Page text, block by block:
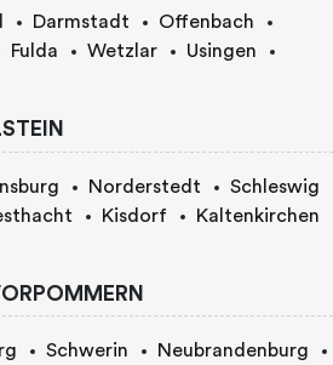
Darmstadt
Offenbach
Fulda Wetzlar
Usingen
Norderstedt
Schleswig
Kisdorf
Kaltenkirchen
Schwerin Neubrandenburg